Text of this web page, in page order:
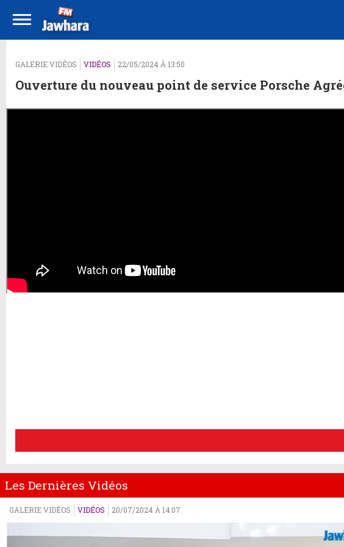
GALERIE VIDÉOS VIDÉOS 22/05/2024 À 13:50
Ouverture du nouveau point de service Porsche
Les Dernières Vidéos
GALERIE VIDÉOS VIDÉOS 20/07/2024 À 14:07